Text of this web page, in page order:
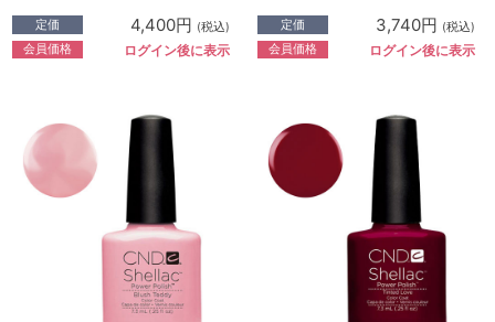
定価 4,400円 (税込)
会員価格 ログイン後に表示
定価 3,740円 (税込)
会員価格 ログイン後に表示